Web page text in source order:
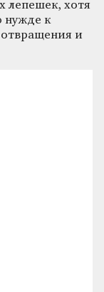
лепешек, хотя
нужде к
и